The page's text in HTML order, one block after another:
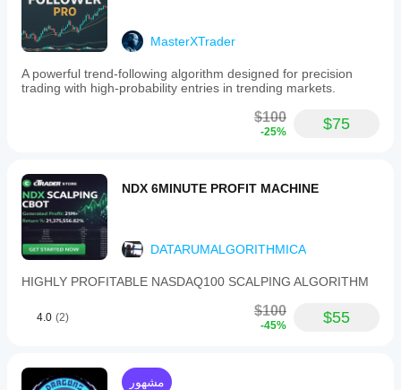
MasterXTrader
A powerful trend-following algorithm designed for precision
trading with high-probability entries in trending markets.
$100
-25% $75
NDX 6MINUTE PROFIT MACHINE
DATARUMALGORITHMICA
HIGHLY PROFITABLE NASDAQ100 SCALPING ALGORITHM
4.0 (2) $100
-45% $55
مشهور